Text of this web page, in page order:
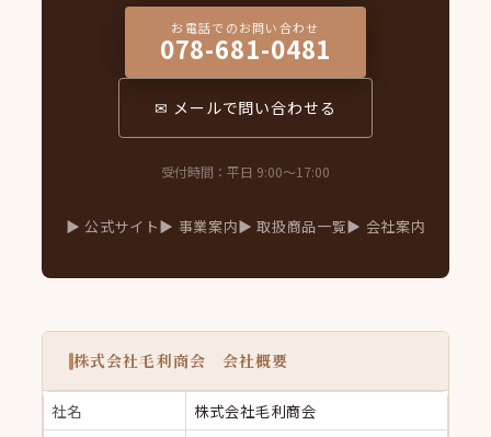
お電話でのお問い合わせ
078-681-0481
✉ メールで問い合わせる
受付時間：平日 9:00〜17:00
▶ 公式サイト▶ 事業案内▶ 取扱商品一覧▶ 会社案内
株式会社毛利商会 会社概要
社名
株式会社毛利商会